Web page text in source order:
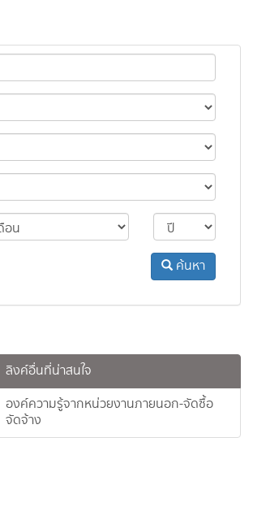
ค้นหา
ลิงค์อื่นที่น่าสนใจ
องค์ความรู้จากหน่วยงานภายนอก-จัดซื้อ
จัดจ้าง